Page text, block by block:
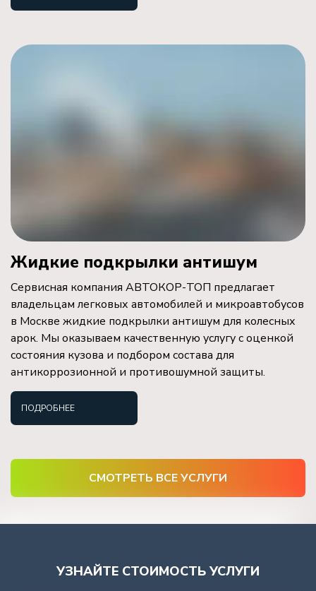
Жидкие подкрылки антишум
Сервисная компания АВТОКОР-ТОП предлагает
владельцам легковых автомобилей и микроавтобусов
в Москве жидкие подкрылки антишум для колесных
арок. Мы оказываем качественную услугу с оценкой
состояния кузова и подбором состава для
антикоррозионной и противошумной защиты.
ПОДРОБНЕЕ
СМОТРЕТЬ ВСЕ УСЛУГИ
УЗНАЙТЕ СТОИМОСТЬ УСЛУГИ